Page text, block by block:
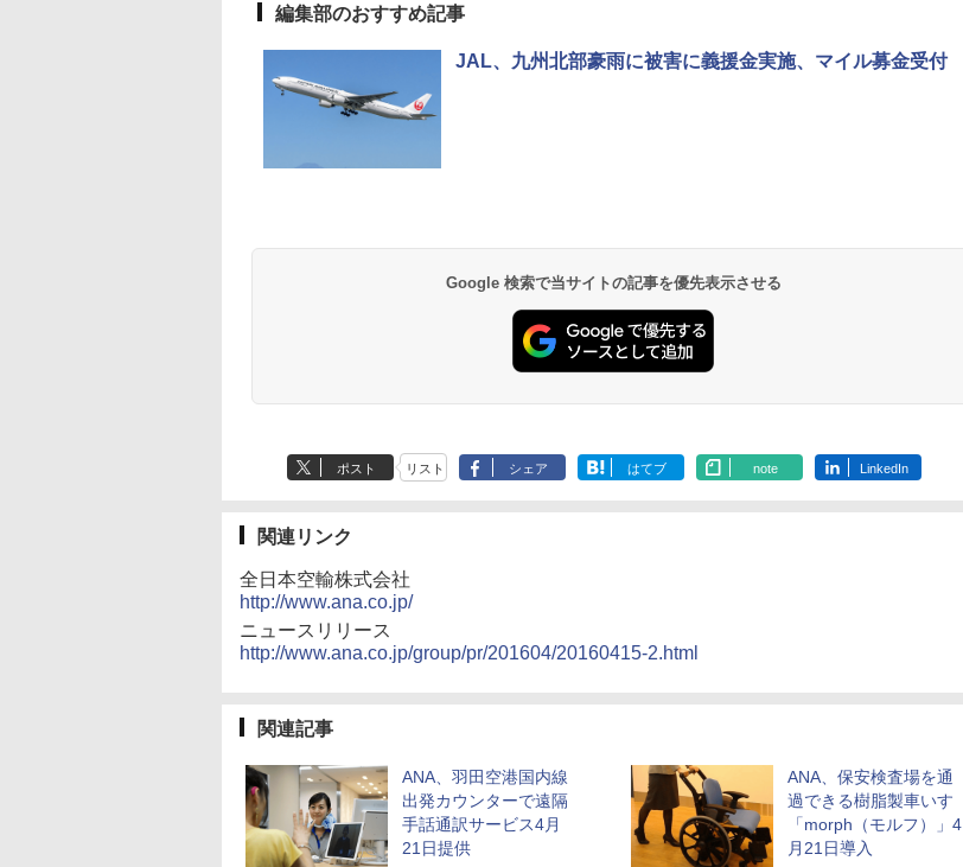
井
オールインクルーシ
京ベイ 舞浜
デ・トーキョーベ
編集部のおすすめ記事
JAL、九州北部豪雨に被害に義援金実施、マイル募金受付
Google 検索で当サイトの記事を優先表示させる
ポスト リスト シェア はてブ note LinkedIn
関連リンク
全日本空輸株式会社
http://www.ana.co.jp/
ニュースリリース
http://www.ana.co.jp/group/pr/201604/20160415-2.html
関連記事
ANA、羽田空港国内線
出発カウンターで遠隔
手話通訳サービス4月
21日提供
ANA、保安検査場を通
過できる樹脂製車いす
「morph（モルフ）」4
月21日導入